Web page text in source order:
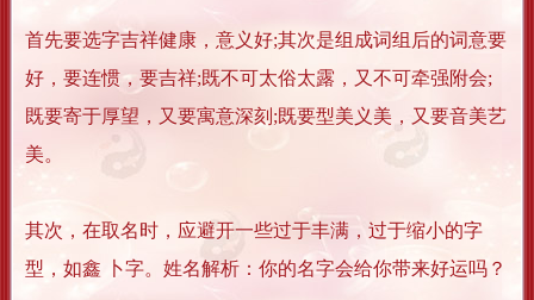
首先要选字吉祥健康，意义好;其次是组成词组后的词意要
好，要连惯，要吉祥;既不可太俗太露，又不可牵强附会;
既要寄于厚望，又要寓意深刻;既要型美义美，又要音美艺
美。
其次，在取名时，应避开一些过于丰满，过于缩小的字
型，如鑫 卜字。姓名解析：你的名字会给你带来好运吗？